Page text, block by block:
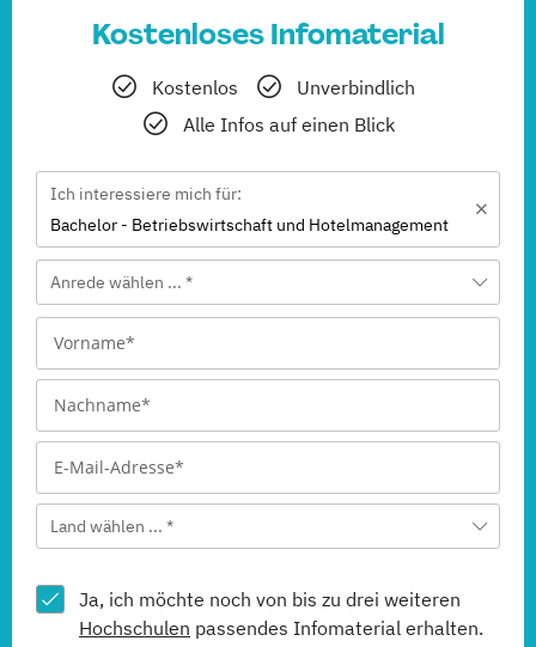
Kostenloses Infomaterial
Kostenlos
Unverbindlich
Alle Infos auf einen Blick
Ich interessiere mich für:
Bachelor - Betriebswirtschaft und Hotelmanagement
Anrede wählen ... *
Land wählen ... *
Ja, ich möchte noch von bis zu drei weiteren
Hochschulen passendes Infomaterial erhalten.